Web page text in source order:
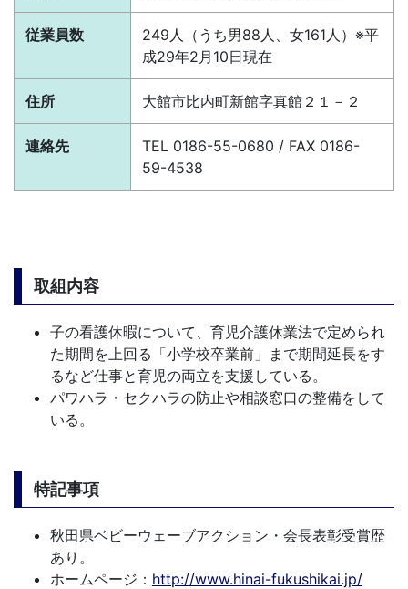
従業員数 249人（うち男88人、女161人） ※平
成29年2月10日現在
住所 大館市比内町新館字真館２１－２
連絡先
TEL 0186-55-0680 / FAX 0186-
59-4538
取組内容
子の看護休暇について、育児介護休業法で定められ
た期間を上回る「小学校卒業前」まで期間延長をす
るなど仕事と育児の両立を支援している。
パワハラ・セクハラの防止や相談窓口の整備をして
いる。
特記事項
秋田県ベビーウェーブアクション・会長表彰受賞歴
あり。
ホームページ： http://www.hinai-fukushikai.jp/